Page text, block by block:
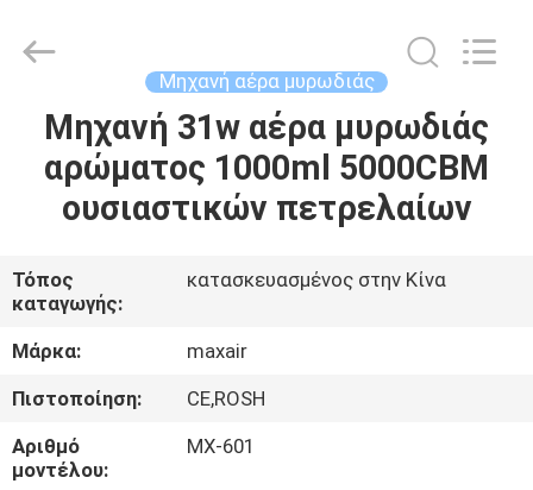
ΣΠΊΤΙ
ΠΡΟΪΌΝΤΑ
ΠΕΡΊΠΟΥ
ΕΜΕΊΣ
ΓΎΡΟΣ
ΕΡΓΟΣΤΑΣΊΩΝ
Reserved.
Μηχανή αέρα μυρωδιάς
Μηχανή 31w αέρα μυρωδιάς
αρώματος 1000ml 5000CBM
ουσιαστικών πετρελαίων
Τόπος
καταγωγής:
κατασκευασμένος στην Κίνα
Μάρκα:
maxair
Πιστοποίηση:
CE,ROSH
Αριθμό
μοντέλου:
MX-601